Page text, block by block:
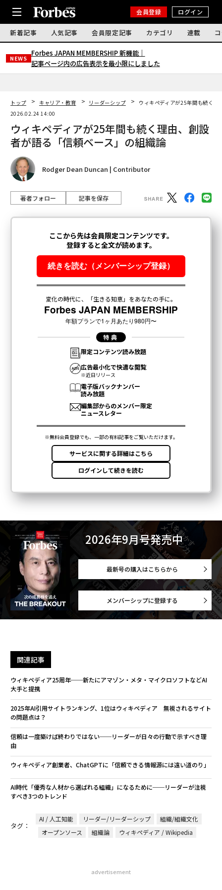
会員登録 ログイン
新着記事 人気記事 会員限定記事 カテゴリ 連載
NEWS
Forbes JAPAN MEMBERSHIP 新機能｜
記事ページ内の広告表示を最小限にしました
トップ キャリア・教育 リーダーシップ
ウィキペディアが25年間も続く理
2026.02.24 14:00
ウィキペディアが25年間も続く理由、創設
者が語る「信頼ベース」の組織論
Rodger Dean Duncan | Contributor
著者フォロー 記事を保存
2026年9月号発売中
最新号の購入はこちらから
メンバーシップに登録する
関連記事
ウィキペディア25周年──新たにアマゾン・メタ・マイクロソフトなどAI
大手と提携
2025年AI引用サイトランキング、1位はウィキペディア 無視されるサイト
の問題点は？
信頼は一度築けば終わりではない──リーダーが日々の行動で示すべき理
由
ウィキペディア創業者、ChatGPTに「信頼できる情報源には遠い道のり」
AI時代「優秀な人材から選ばれる組織」になるために──リーダーが注視
すべき3つのトレンド
タグ：
AI / 人工知能 リーダー/リーダーシップ
組織/組織文化
オープンソース
組織論 ウィキペディア / Wikipedia
advertisement